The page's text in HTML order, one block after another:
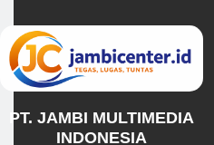
PT. JAMBI MULTIMEDIA
INDONESIA